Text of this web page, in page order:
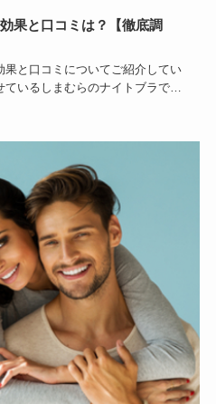
果と口コミは？【徹底調
果と口コミについてご紹介してい
いるしまむらのナイトブラです